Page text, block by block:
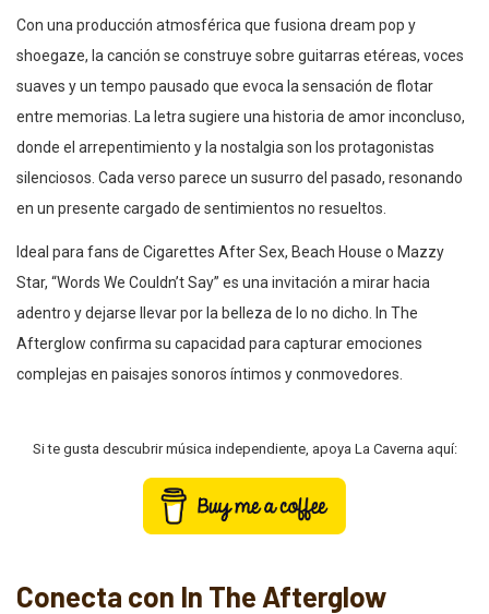
Con una producción atmosférica que fusiona dream pop y
shoegaze, la canción se construye sobre guitarras etéreas, voces
suaves y un tempo pausado que evoca la sensación de flotar
entre memorias. La letra sugiere una historia de amor inconcluso,
donde el arrepentimiento y la nostalgia son los protagonistas
silenciosos. Cada verso parece un susurro del pasado, resonando
en un presente cargado de sentimientos no resueltos.
Ideal para fans de Cigarettes After Sex, Beach House o Mazzy
Star, “Words We Couldn’t Say” es una invitación a mirar hacia
adentro y dejarse llevar por la belleza de lo no dicho. In The
Afterglow confirma su capacidad para capturar emociones
complejas en paisajes sonoros íntimos y conmovedores.
Si te gusta descubrir música independiente, apoya La Caverna aquí:
Conecta con In The Afterglow